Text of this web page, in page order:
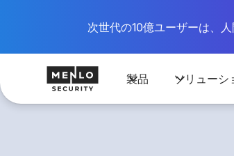
次世代の10億ユーザーは、
製品 ソリューシ